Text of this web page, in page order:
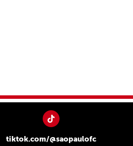
tiktok.com/@saopaulofc